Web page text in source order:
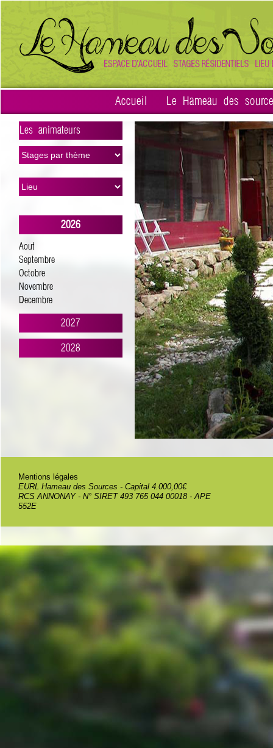
Accueil Le Hameau des
Les animateurs
>
2026
Aout
Septembre
Octobre
Novembre
Decembre
2027
2028
Mentions légales
EURL Hameau des Sources - Capital 4.000,00€
RCS ANNONAY - N° SIRET 493 765 044 00018 - APE
552E